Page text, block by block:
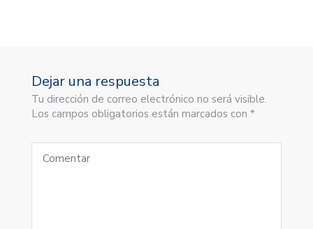
Dejar una respuesta
Tu dirección de correo electrónico no será visible.
Los campos obligatorios están marcados con *